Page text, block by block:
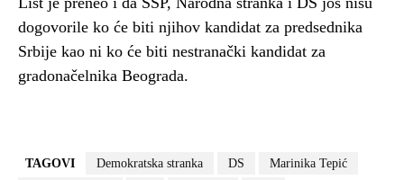
dogovorile ko će biti njihov kandidat za predsednika
Srbije kao ni ko će biti nestranački kandidat za
gradonačelnika Beograda.
TAGOVI Demokratska stranka DS
Marinika Tepić